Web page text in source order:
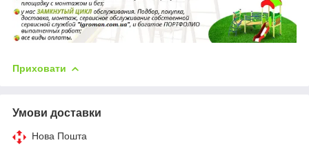
Приховати
Умови доставки
Нова Пошта